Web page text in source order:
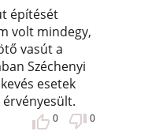
építését
volt mindegy,
vasút a
Széchenyi
esetek
0 0